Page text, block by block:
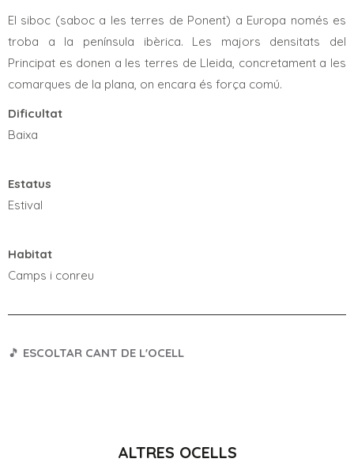
El siboc (saboc a les terres de Ponent) a Europa només es
troba a la península ibèrica. Les majors densitats del
Principat es donen a les terres de Lleida, concretament a les
comarques de la plana, on encara és força comú.
Dificultat
Baixa
Estatus
Estival
Habitat
Camps i conreu
🎵 ESCOLTAR CANT DE L'OCELL
ALTRES OCELLS